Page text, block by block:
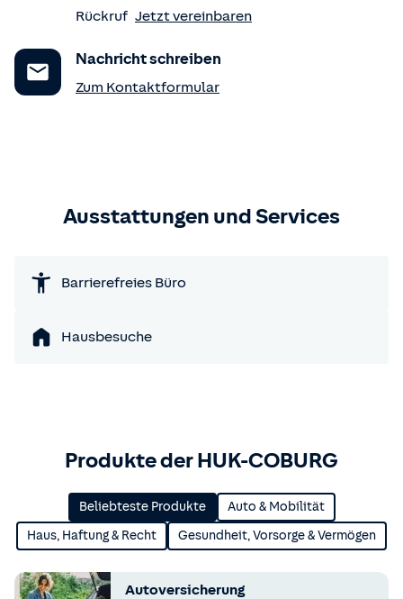
Rückruf Jetzt vereinbaren
Nachricht schreiben
Zum Kontaktformular
Ausstattungen und Services
Barrierefreies Büro
Hausbesuche
Produkte der HUK-COBURG
Beliebteste Produkte Auto & Mobilität
Haus, Haftung & Recht Gesundheit, Vorsorge & Vermögen
Autoversicherung